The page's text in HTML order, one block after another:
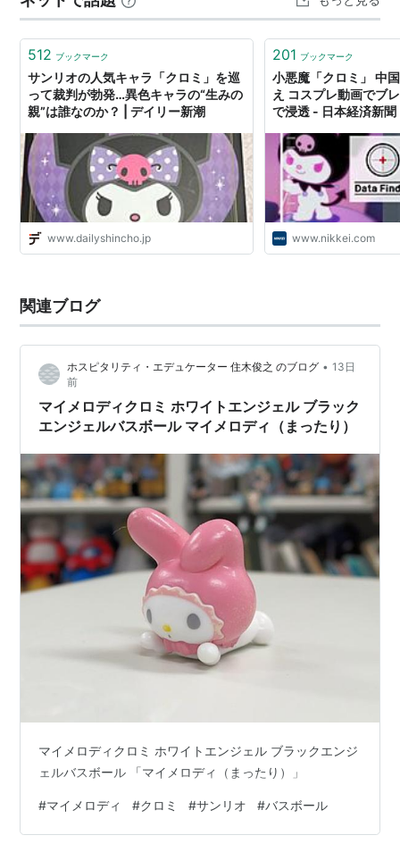
杉十郎太),クロミ&バク(竹内順子&前田登),クロミ~クルミ・
出版社/メーカー:
発売日: 2005/08/24
メディア:CD
クリック: 47回
この商品を含むブログ (54件) を見る
「クロミ」シリーズ 発売のお知らせ
http://www.sanrio.co.jp/bus_info/news/h17/170908.ht
ml
No.790：温泉に行ったとき、マイメロが「百数えて
あがる」というところを「千数えて」と言ったた
め、のぼせてしまった。(第25話)
No.6031：せっかく3時間かけてくっつけた付けマツ
ゲをマイメロがゴミだと思って取った。(第26話)
*1:マイメロディが犯した数々の悪事が記されたノート。
適当に追加してください。
って出発！■ 大阪空港では！ ○…
512 ブックマーク
サンリオの人気キャラ「クロミ」を巡
って裁判が勃発…異色キャラの“生みの
親”は誰なのか？ | デイリー新潮
www.dailyshincho.jp
201 ブックマーク
小悪魔「クロミ」 中
え コスプレ動画でブ
で浸透 - 日本経済新聞
www.nikkei.com
関連ブログ
ホスピタリティ・エデュケーター 住木俊之 のブログ • 13日
前
マイメロディクロミ ホワイトエンジェル ブラック
エンジェルバスボール マイメロディ（まったり）
マイメロディクロミ ホワイトエンジェル ブラックエンジ
ェルバスボール 「マイメロディ（まったり）」
#マイメロディ #クロミ #サンリオ #バスボール